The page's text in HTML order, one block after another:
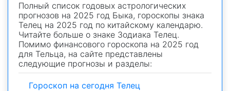
Полный список годовых астрологических
прогнозов на 2025 год Быка, гороскопы знака
Телец на 2025 год по китайскому календарю.
Читайте больше о знаке Зодиака Телец.
Помимо финансового гороскопа на 2025 год
для Тельца, на сайте представлены
следующие прогнозы и разделы:
Гороскоп на сегодня Телец